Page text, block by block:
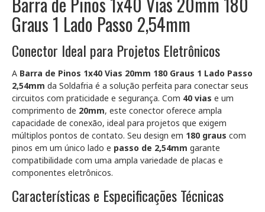
Graus 1 Lado Passo 2,54mm
Conector Ideal para Projetos Eletrônicos
A Barra de Pinos 1x40 Vias 20mm 180 Graus 1 Lado Passo
2,54mm da Soldafria é a solução perfeita para conectar seus
circuitos com praticidade e segurança. Com 40 vias e um
comprimento de 20mm, este conector oferece ampla
capacidade de conexão, ideal para projetos que exigem
múltiplos pontos de contato. Seu design em 180 graus com
pinos em um único lado e passo de 2,54mm garante
compatibilidade com uma ampla variedade de placas e
componentes eletrônicos.
Características e Especificações Técnicas